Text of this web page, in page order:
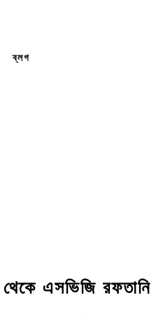
ব্লগ
এসভিজি রফতানি